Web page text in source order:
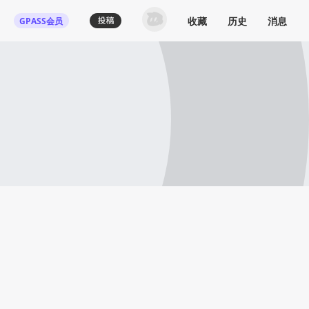
GPASS会员 收藏 历史 消息